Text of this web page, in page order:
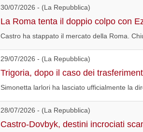
30/07/2026 - (La Repubblica)
La Roma tenta il doppio colpo con
Castro ha stappato il mercato della Roma.
29/07/2026 - (La Repubblica)
Trigoria, dopo il caso dei
Simonetta larlori ha lasciato ufficialmente la
28/07/2026 - (La Repubblica)
Castro-Dovbyk, destini incrociati